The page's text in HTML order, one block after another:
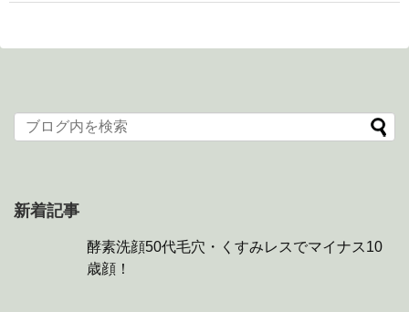
新着記事
酵素洗顔50代毛穴・くすみレスでマイナス10
歳顔！